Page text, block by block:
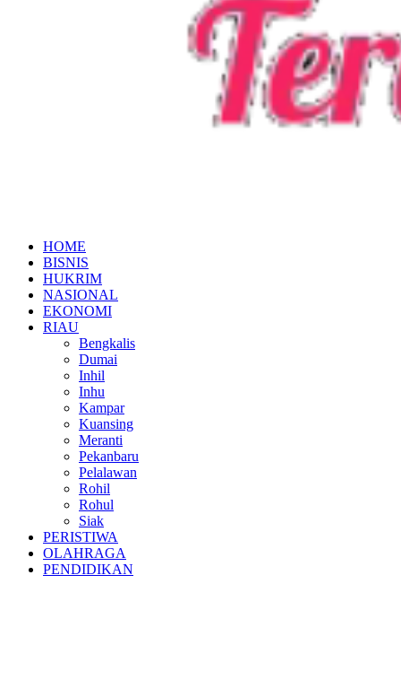
HOME
BISNIS
HUKRIM
NASIONAL
EKONOMI
RIAU
Bengkalis
Dumai
Inhil
Inhu
Kampar
Kuansing
Meranti
Pekanbaru
Pelalawan
Rohil
Rohul
Siak
PERISTIWA
OLAHRAGA
PENDIDIKAN